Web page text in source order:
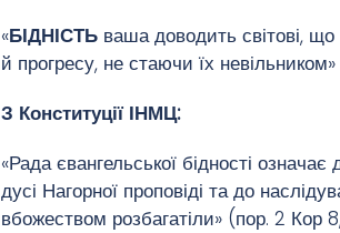
«БІДНІСТЬ ваша доводить світові,
й прогресу, не стаючи їх
З Конституції ІНМЦ:
«Рада євангельської бідності
дусі Нагорної проповіді та до
вбожеством розбагатіли» (пор. 2 Кор